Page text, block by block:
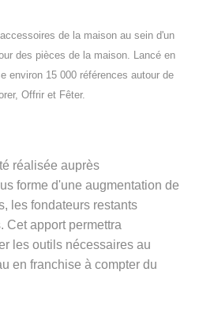
de la maison au sein d'un
des pièces de la maison. Lancé en
environ 15 000 références autour de
Offrir et Fêter.
réalisée auprès
forme d'une augmentation de
les fondateurs restants
Cet apport permettra
les outils nécessaires au
en franchise à compter du